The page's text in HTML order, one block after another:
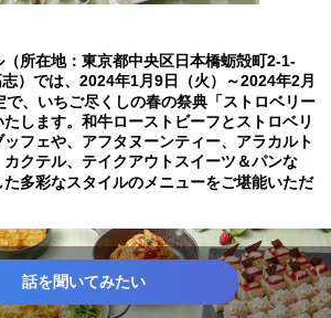
所在地：東京都中央区日本橋蛎殻町2-1-
）では、2024年1月9日（火）～2024年2月
、いちご尽くしの春の祭典「ストロベリー
します。和牛ローストビーフとストロベリ
フェや、アフタヌーンティー、アラカルト
クテル、テイクアウトスイーツ＆パンな
多彩なスタイルのメニューをご堪能いただ
話を聞いてみたい